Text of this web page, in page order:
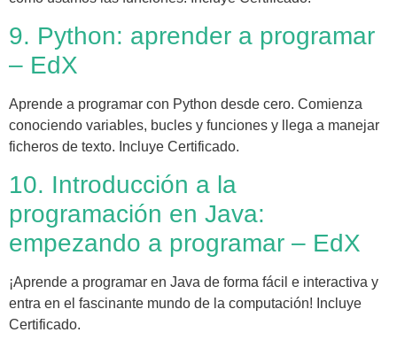
9. Python: aprender a programar
– EdX
Aprende a programar con Python desde cero. Comienza
conociendo variables, bucles y funciones y llega a manejar
ficheros de texto. Incluye Certificado.
10. Introducción a la
programación en Java:
empezando a programar – EdX
¡Aprende a programar en Java de forma fácil e interactiva y
entra en el fascinante mundo de la computación! Incluye
Certificado.